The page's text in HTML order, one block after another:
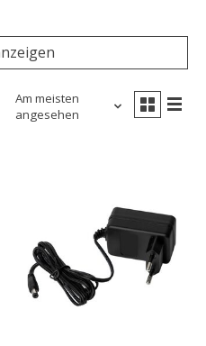
Am meisten
angesehen